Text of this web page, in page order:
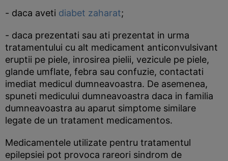
- daca aveti diabet zaharat;
- daca prezentati sau ati prezentat in urma
tratamentului cu alt medicament anticonvulsivant
eruptii pe piele, inrosirea pielii, vezicule pe piele,
glande umflate, febra sau confuzie, contactati
imediat medicul dumneavoastra. De asemenea,
spuneti medicului dumneavoastra daca in familia
dumneavoastra au aparut simptome similare
legate de un tratament medicamentos.
Medicamentele utilizate pentru tratamentul
epilepsiei pot provoca rareori sindrom de